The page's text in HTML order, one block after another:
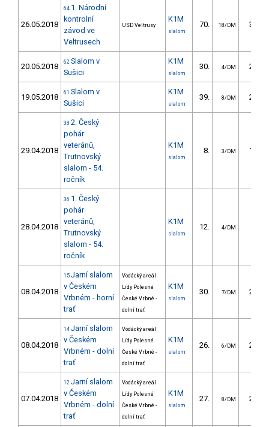
26.05.2018
64 1. Národní
kontrolní
závod ve
Veltrusech
USD Veltrusy
K1M
slalom
70. 18/DM 35.40
20.05.2018 62 Slalom v
Sušici
K1M
slalom
30. 4/DM 20.76
19.05.2018 61 Slalom v
Sušici
K1M
slalom
39. 8/DM 21.51
29.04.2018
38 2. Český
pohár
veteránů,
Trutnovský
slalom - 54.
ročník
K1M
slalom
8. 3/DM 12.84
28.04.2018
36 1. Český
pohár
veteránů,
Trutnovský
slalom - 54.
ročník
K1M
slalom
12. 4/DM
08.04.2018
15 Jarní slalom
v Českém
Vrbném - horní
trať
Vodácký areál
Lídy Polesné
České Vrbné -
dolní trať
K1M
slalom
30. 7/DM 25.39
08.04.2018
14 Jarní slalom
v Českém
Vrbném - dolní
trať
Vodácký areál
Lídy Polesné
České Vrbné -
dolní trať
K1M
slalom
26. 6/DM 24.94
07.04.2018
12 Jarní slalom
v Českém
Vrbném - dolní
trať
Vodácký areál
Lídy Polesné
České Vrbné -
dolní trať
K1M
slalom
27. 8/DM 26.96